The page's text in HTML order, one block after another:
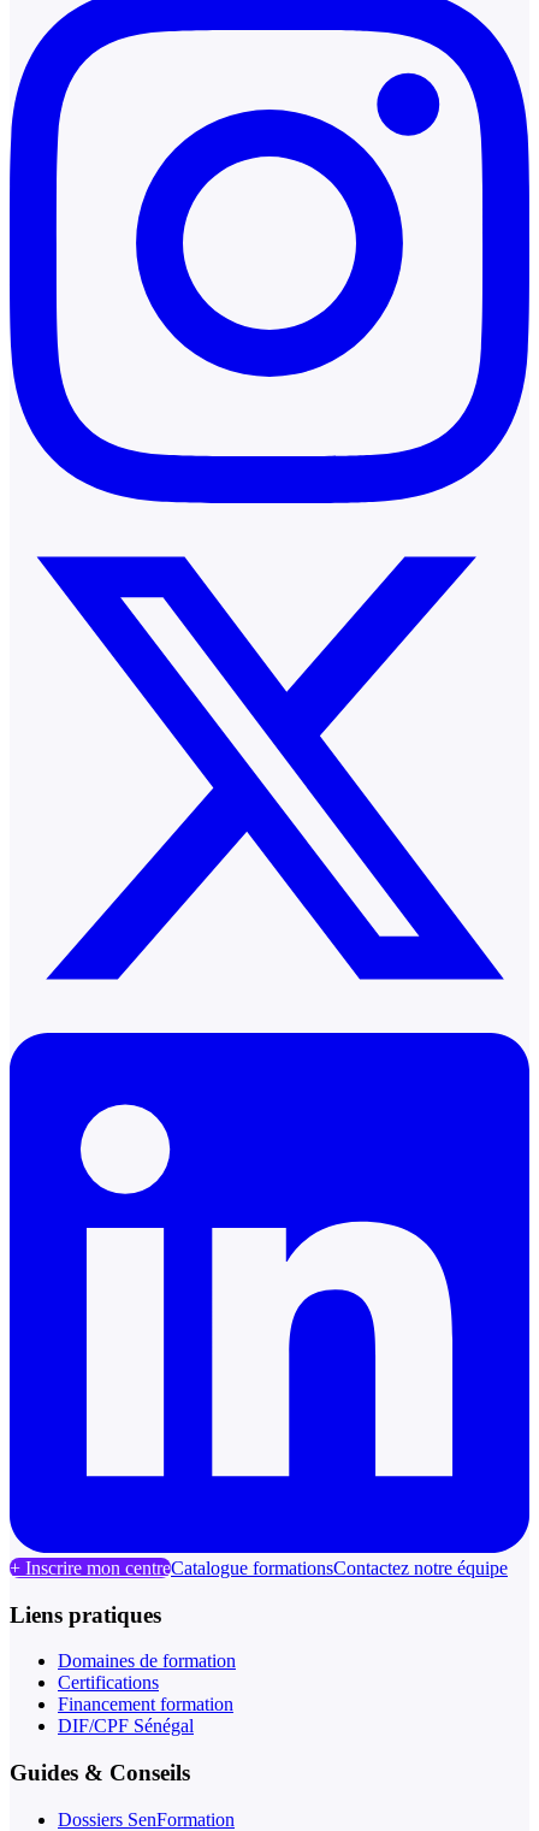
+ Inscrire mon centreCatalogue formationsContactez notre équipe
Liens pratiques
Domaines de formation
Certifications
Financement formation
DIF/CPF Sénégal
Guides & Conseils
Dossiers SenFormation